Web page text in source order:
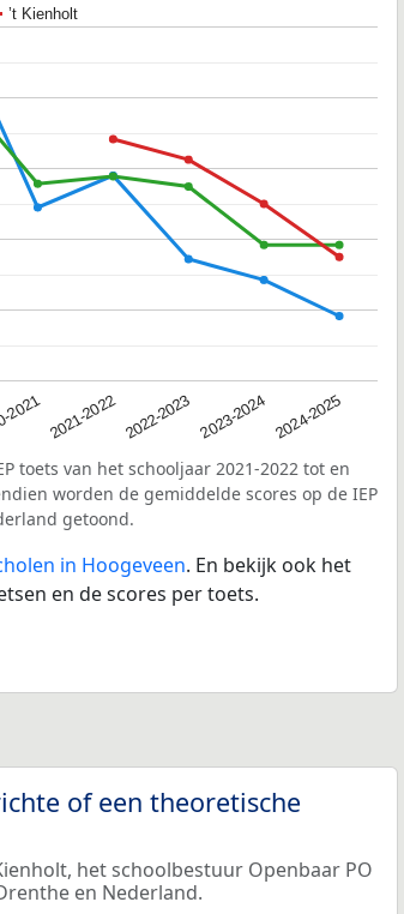
’t Kienholt
20212021-20222022-2023 2023-2024 2024-2025
toets van het schooljaar 2021-2022 tot en
worden de gemiddelde scores op de IEP
getoond.
in Hoogeveen. En bekijk ook het
en de scores per toets.
of een theoretische
het schoolbestuur Openbaar PO
en Nederland.